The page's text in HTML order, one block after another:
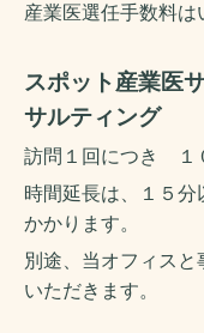
産業医選任手数
スポット産業医
サルティング
訪問１回につき １
時間延長は、１５
かかります。
別途、当オフィス
いただきます